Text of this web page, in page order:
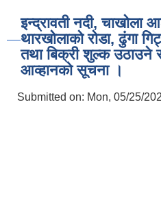
इन्द्रावती नदी, चाखोला
थारखोलाको रोडा, ढुंगा
तथा बिक्री शुल्क उठाउने
आव्हानको सूचना ।
Submitted on: Mon, 05/25/